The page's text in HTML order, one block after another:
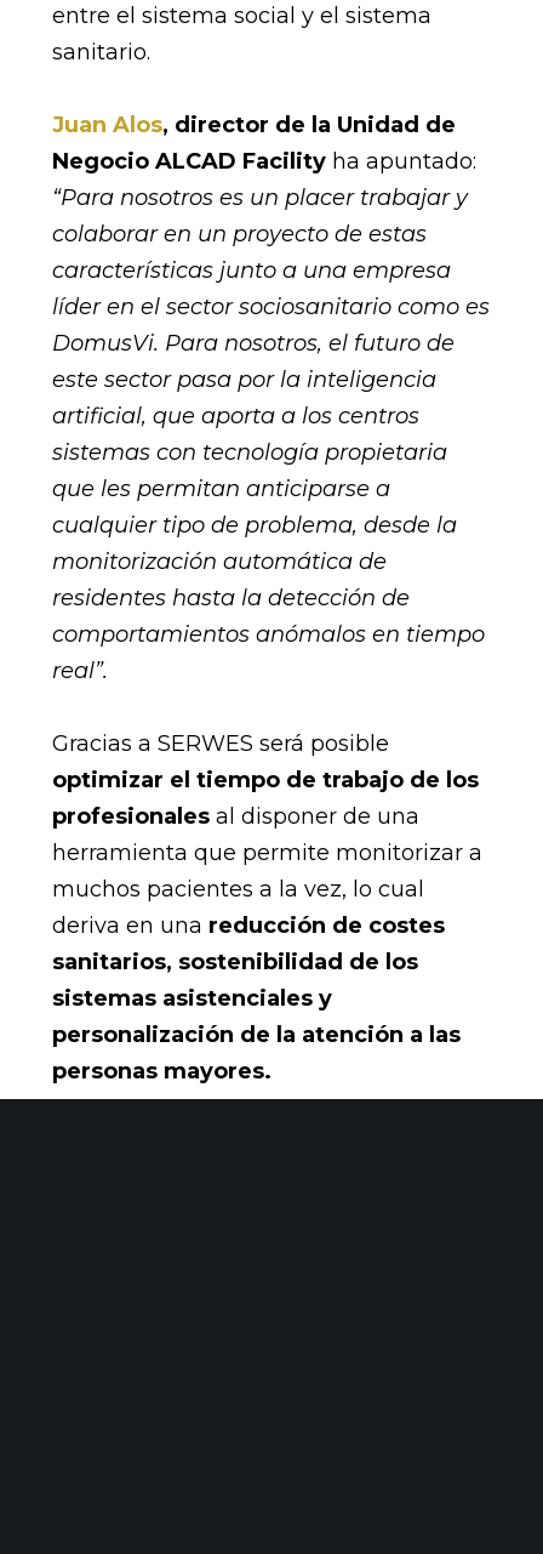
entre el sistema social y el sistema
sanitario.
Juan Alos, director de la Unidad de
Negocio ALCAD Facilityha apuntado:
“Para nosotros es un placer trabajar y
colaborar en un proyecto de estas
características junto a una empresa
líder en el sector sociosanitario como es
DomusVi. Para nosotros, el futuro de
este sector pasa por la inteligencia
artificial, que aporta a los centros
sistemas con tecnología propietaria
que les permitan anticiparse a
cualquier tipo de problema, desde la
monitorización automática de
residentes hasta la detección de
comportamientos anómalos en tiempo
real”.
Gracias a SERWES será posible
optimizar el tiempo de trabajo de los
profesionalesal disponer de una
herramienta que permite monitorizar a
muchos pacientes a la vez, lo cual
deriva en una reducción de costes
sanitarios, sostenibilidad de los
sistemas asistenciales y
personalización de la atención a las
personas mayores.